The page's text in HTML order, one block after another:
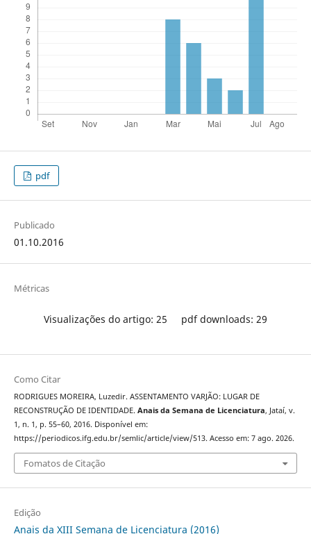
pdf
Publicado
01.10.2016
Métricas
Visualizações do artigo: 25 pdf downloads: 29
Como Citar
RODRIGUES MOREIRA, Luzedir. ASSENTAMENTO VARJÃO: LUGAR DE
RECONSTRUÇÃO DE IDENTIDADE. Anais da Semana de Licenciatura, Jataí, v.
1, n. 1, p. 55–60, 2016. Disponível em:
https://periodicos.ifg.edu.br/semlic/article/view/513. Acesso em: 7 ago. 2026.
Fomatos de Citação
Edição
Anais da XIII Semana de Licenciatura (2016)